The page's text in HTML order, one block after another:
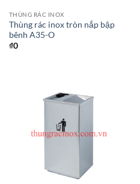
THÙNG RÁC INOX
Thùng rác inox tròn nắp bập
bênh A35-O
₫0